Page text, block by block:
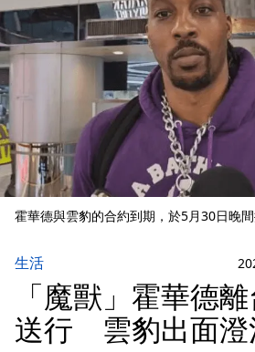
霍華德與雲豹的合約到期，於5月30日晚間
生活
「魔獸」霍華德
送行 雲豹出面澄